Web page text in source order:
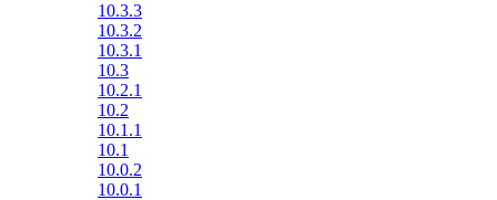
10.3.3
10.3.2
10.3.1
10.3
10.2.1
10.2
10.1.1
10.1
10.0.2
10.0.1